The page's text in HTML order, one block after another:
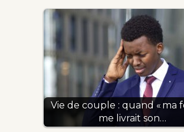
Vie de couple : quand « ma
me livrait son…